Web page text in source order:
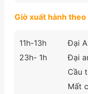
Giờ xuất hành theo
11h-13h
23h- 1h
Đại
Đại
Cầu
Mất